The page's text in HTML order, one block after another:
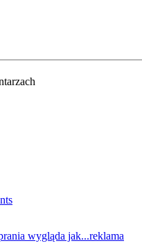
wygląda jak...reklama